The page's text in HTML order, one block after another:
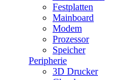
Festplatten
Mainboard
Modem
Prozessor
Speicher
Peripherie
3D Drucker